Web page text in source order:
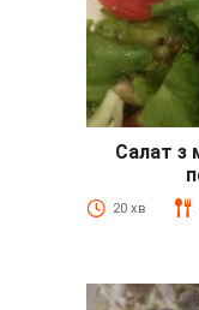
Салат з
20 хв